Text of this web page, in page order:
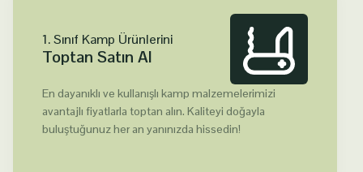
1. Sınıf Kamp Ürünlerini
Toptan Satın Al
En dayanıklı ve kullanışlı kamp malzemelerimizi
avantajlı fiyatlarla toptan alın. Kaliteyi doğayla
buluştuğunuz her an yanınızda hissedin!